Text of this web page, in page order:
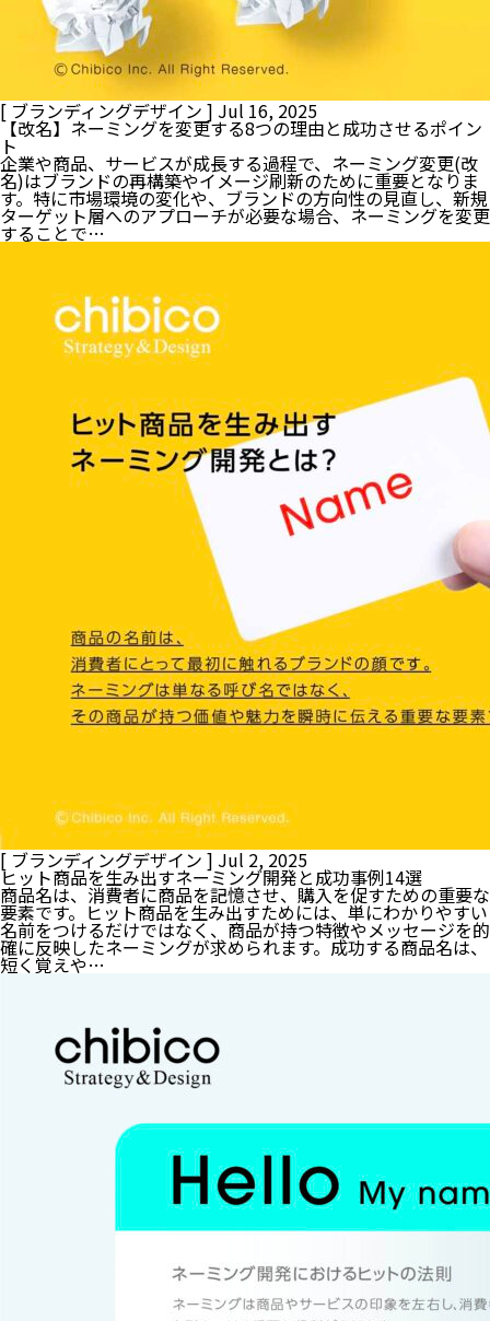
[ ブランディングデザイン ] Jul 16, 2025
【改名】ネーミングを変更する8つの理由と成功させるポイン
ト
企業や商品、サービスが成長する過程で、ネーミング変更(改
名)はブランドの再構築やイメージ刷新のために重要となりま
す。特に市場環境の変化や、ブランドの方向性の見直し、新規
ターゲット層へのアプローチが必要な場合、ネーミングを変更
することで…
[ ブランディングデザイン ] Jul 2, 2025
ヒット商品を生み出すネーミング開発と成功事例14選
商品名は、消費者に商品を記憶させ、購入を促すための重要な
要素です。ヒット商品を生み出すためには、単にわかりやすい
名前をつけるだけではなく、商品が持つ特徴やメッセージを的
確に反映したネーミングが求められます。成功する商品名は、
短く覚えや…